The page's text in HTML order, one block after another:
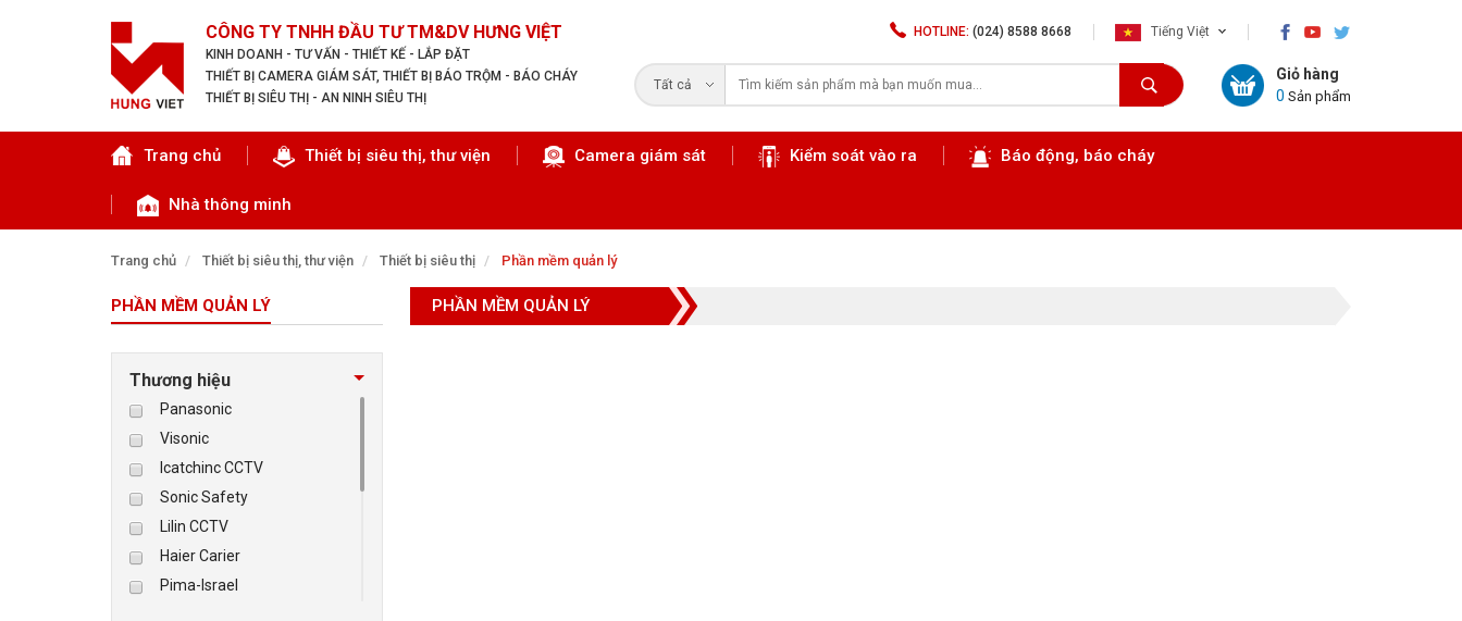
CÔNG TY TNHH ĐẦU TƯ TM&DV HƯNG VIỆT
KINH DOANH - TƯ VẤN - THIẾT KẾ - LẮP ĐẶT
THIẾT BỊ CAMERA GIÁM SÁT, THIẾT BỊ BÁO TRỘM - BÁO CHÁY
THIẾT BỊ SIÊU THỊ - AN NINH SIÊU THỊ
HOTLINE: (024) 8588 8668 Tiếng Việt
Tất cả
Giỏ hàng
0 Sản phẩm
Trang chủ Thiết bị siêu thị, thư viện Camera giám sát Kiểm soát vào ra Báo động, báo cháy
Nhà thông minh
Trang chủ Thiết bị siêu thị, thư viện Thiết bị siêu thị Phần mềm quản lý
PHẦN MỀM QUẢN LÝ
PHẦN MỀM QUẢN LÝ
Thương hiệu
Panasonic
Visonic
Icatchinc CCTV
Sonic Safety
Lilin CCTV
Haier Carier
Pima-Israel
Tìm theo danh mục
TRANG CHỦ
THIẾT BỊ SIÊU THỊ, THƯ VIỆN
CAMERA GIÁM SÁT
BÁO ĐỘNG, BÁO CHÁY
NHÀ THÔNG MINH